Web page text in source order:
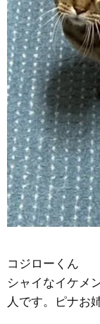
コジローくん
シャイなイケメ
人です。ピナお